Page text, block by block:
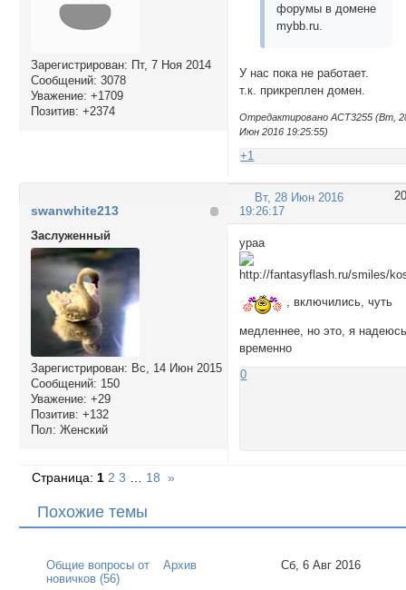
Зарегистрирован: Пт, 7 Ноя 2014
Сообщений: 3078
Уважение: +1709
Позитив: +2374
форумы в домене
mybb.ru.
У нас пока не работает.
т.к. прикреплен домен.
Отредактировано ACT3255 (Вт,
Июн 2016 19:25:55)
+1
20
Вт, 28 Июн 2016
19:26:17
swanwhite213
Заслуженный
Зарегистрирован: Вс, 14 Июн 2015
Сообщений: 150
Уважение: +29
Позитив: +132
Пол: Женский
ураа
, включились, чуть
медленнее, но это, я
временно
0
Страница: 1 2 3 18 »
Похожие темы
Общие вопросы от
новичков (56)
Архив Сб, 6 Авг 2016